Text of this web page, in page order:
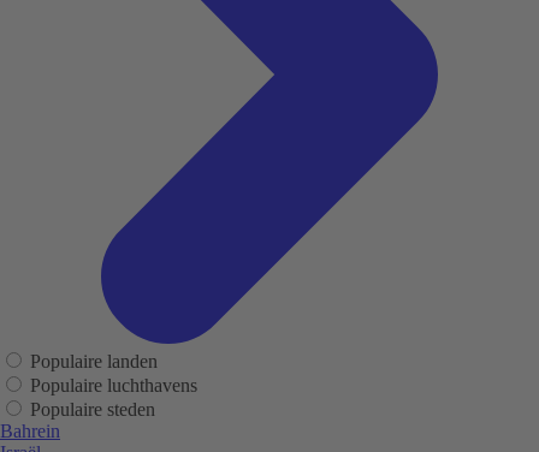
Populaire landen
Populaire luchthavens
Populaire steden
Bahrein